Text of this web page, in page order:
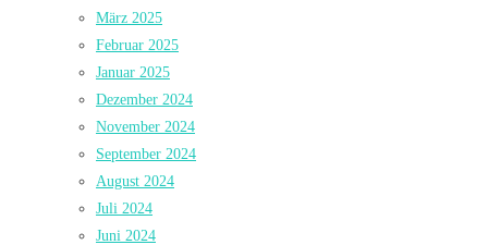
März 2025
Februar 2025
Januar 2025
Dezember 2024
November 2024
September 2024
August 2024
Juli 2024
Juni 2024